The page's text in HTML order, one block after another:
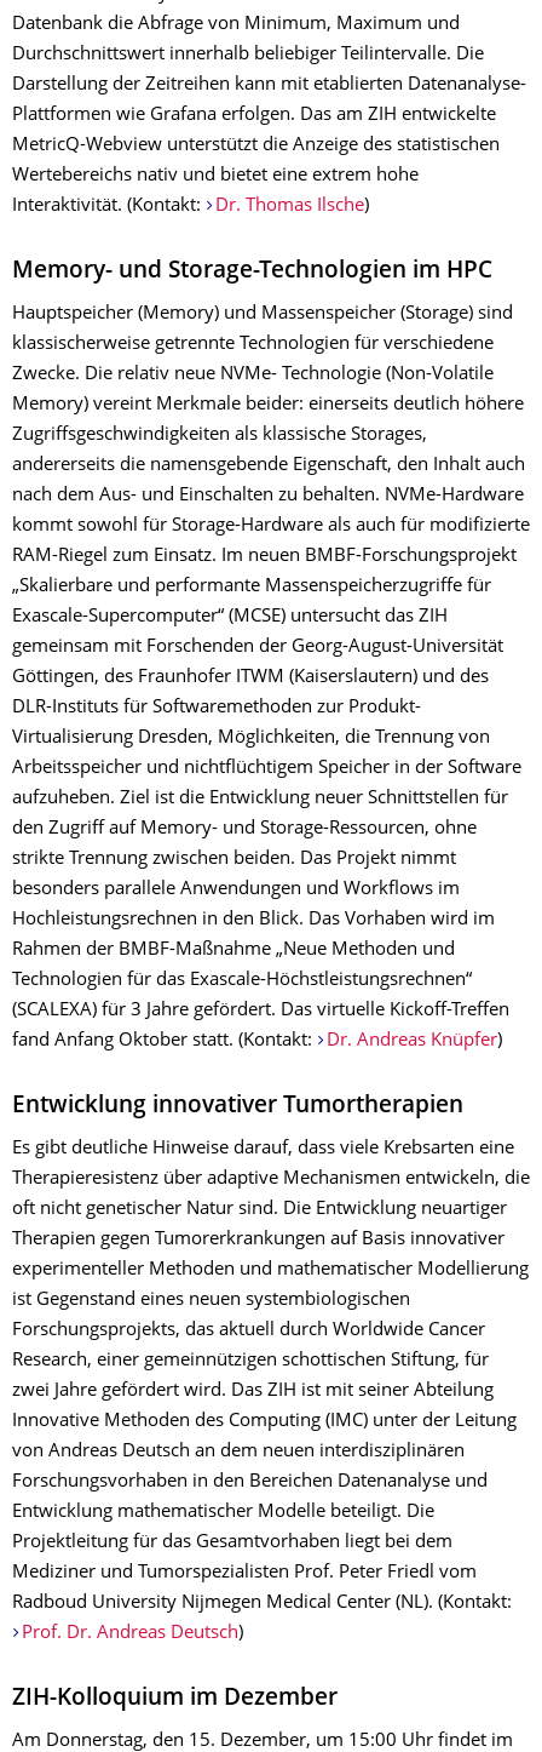
Datenbank die Abfrage von Minimum, Maximum und
Durchschnittswert innerhalb beliebiger Teilintervalle. Die
Darstellung der Zeitreihen kann mit etablierten Datenanalyse-
Plattformen wie Grafana erfolgen. Das am ZIH entwickelte
MetricQ-Webview unterstützt die Anzeige des statistischen
Wertebereichs nativ und bietet eine extrem hohe
Interaktivität. (Kontakt:
Dr. Thomas Ilsche)
Memory- und Storage-Technologien im HPC
Hauptspeicher (Memory) und Massenspeicher (Storage) sind
klassischerweise getrennte Technologien für verschiedene
Zwecke. Die relativ neue NVMe- Technologie (Non-Volatile
Memory) vereint Merkmale beider: einerseits deutlich höhere
Zugriffsgeschwindigkeiten als klassische Storages,
andererseits die namensgebende Eigenschaft, den Inhalt auch
nach dem Aus- und Einschalten zu behalten. NVMe-Hardware
kommt sowohl für Storage-Hardware als auch für modifizierte
RAM-Riegel zum Einsatz. Im neuen BMBF-Forschungsprojekt
„Skalierbare und performante Massenspeicherzugriffe für
Exascale-Supercomputer“ (MCSE) untersucht das ZIH
gemeinsam mit Forschenden der Georg-August-Universität
Göttingen, des Fraunhofer ITWM (Kaiserslautern) und des
DLR-Instituts für Softwaremethoden zur Produkt-
Virtualisierung Dresden, Möglichkeiten, die Trennung von
Arbeitsspeicher und nichtflüchtigem Speicher in der Software
aufzuheben. Ziel ist die Entwicklung neuer Schnittstellen für
den Zugriff auf Memory- und Storage-Ressourcen, ohne
strikte Trennung zwischen beiden. Das Projekt nimmt
besonders parallele Anwendungen und Workflows im
Hochleistungsrechnen in den Blick. Das Vorhaben wird im
Rahmen der BMBF-Maßnahme „Neue Methoden und
Technologien für das Exascale-Höchstleistungsrechnen“
(SCALEXA) für 3 Jahre gefördert. Das virtuelle Kickoff-Treffen
fand Anfang Oktober statt. (Kontakt:
Dr. Andreas Knüpfer)
Entwicklung innovativer Tumortherapien
Es gibt deutliche Hinweise darauf, dass viele Krebsarten eine
Therapieresistenz über adaptive Mechanismen entwickeln, die
oft nicht genetischer Natur sind. Die Entwicklung neuartiger
Therapien gegen Tumorerkrankungen auf Basis innovativer
experimenteller Methoden und mathematischer Modellierung
ist Gegenstand eines neuen systembiologischen
Forschungsprojekts, das aktuell durch Worldwide Cancer
Research, einer gemeinnützigen schottischen Stiftung, für
zwei Jahre gefördert wird. Das ZIH ist mit seiner Abteilung
Innovative Methoden des Computing (IMC) unter der Leitung
von Andreas Deutsch an dem neuen interdisziplinären
Forschungsvorhaben in den Bereichen Datenanalyse und
Entwicklung mathematischer Modelle beteiligt. Die
Projektleitung für das Gesamtvorhaben liegt bei dem
Mediziner und Tumorspezialisten Prof. Peter Friedl vom
Radboud University Nijmegen Medical Center (NL). (Kontakt:
Prof. Dr. Andreas Deutsch)
ZIH-Kolloquium im Dezember
Am Donnerstag, den 15. Dezember, um 15:00 Uhr findet im